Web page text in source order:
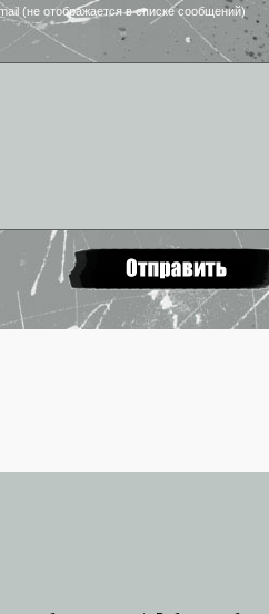
(не отображается в списке сообщений)